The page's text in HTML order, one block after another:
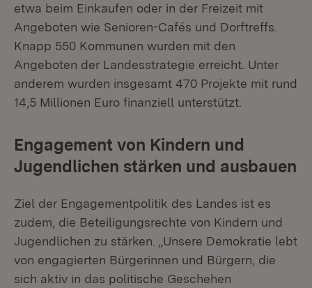
etwa beim Einkaufen oder in der Freizeit mit
Angeboten wie Senioren-Cafés und Dorftreffs.
Knapp 550 Kommunen wurden mit den
Angeboten der Landesstrategie erreicht. Unter
anderem wurden insgesamt 470 Projekte mit rund
14,5 Millionen Euro finanziell unterstützt.
Engagement von Kindern und
Jugendlichen stärken und ausbauen
Ziel der Engagementpolitik des Landes ist es
zudem, die Beteiligungsrechte von Kindern und
Jugendlichen zu stärken. „Unsere Demokratie lebt
von engagierten Bürgerinnen und Bürgern, die
sich aktiv in das politische Geschehen